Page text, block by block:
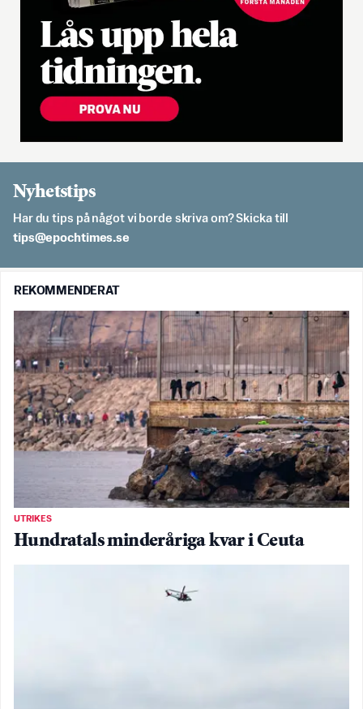
Nyhetstips
Har du tips på något vi borde skriva om? Skicka till
es.semithcope@spit
REKOMMENDERAT
UTRIKES
Hundratals minderåriga kvar i Ceuta